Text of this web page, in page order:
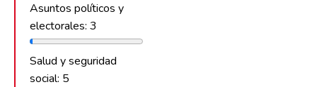
Asuntos políticos y
electorales: 3
Salud y seguridad
social: 5